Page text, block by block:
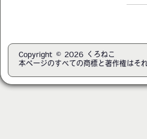
Copyright © 2026 くろねこ
本ページのすべての商標と著作権はそ